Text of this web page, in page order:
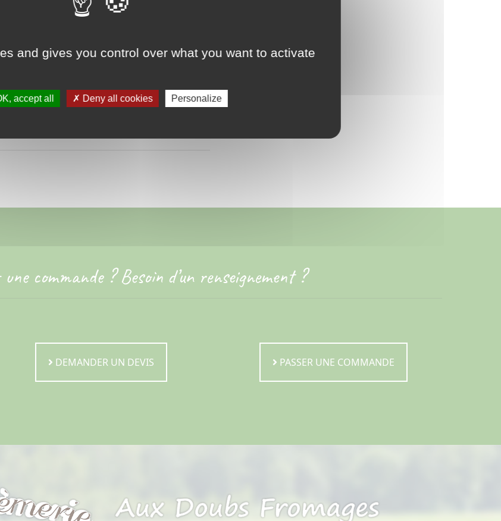
commande ? Besoin d’un renseignement ?
DEMANDER UN DEVIS PASSER UNE COMMANDE
and gives you control over what you want to activate
accept all Deny all cookies Personalize